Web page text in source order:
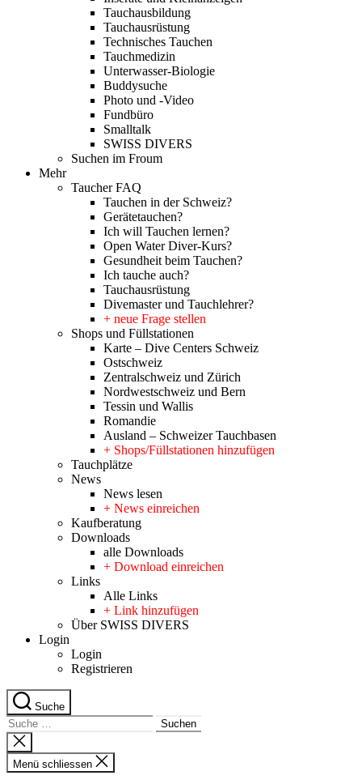
Tauchausbildung
Tauchausrüstung
Technisches Tauchen
Tauchmedizin
Unterwasser-Biologie
Buddysuche
Photo und -Video
Fundbüro
Smalltalk
SWISS DIVERS
Suchen im Froum
Mehr
Taucher FAQ
Tauchen in der Schweiz?
Gerätetauchen?
Ich will Tauchen lernen?
Open Water Diver-Kurs?
Gesundheit beim Tauchen?
Ich tauche auch?
Tauchausrüstung
Divemaster und Tauchlehrer?
+ neue Frage stellen
Shops und Füllstationen
Karte – Dive Centers Schweiz
Ostschweiz
Zentralschweiz und Zürich
Nordwestschweiz und Bern
Tessin und Wallis
Romandie
Ausland – Schweizer Tauchbasen
+ Shops/Füllstationen hinzufügen
Tauchplätze
News
News lesen
+ News einreichen
Kaufberatung
Downloads
alle Downloads
+ Download einreichen
Links
Alle Links
+ Link hinzufügen
Über SWISS DIVERS
Login
Login
Registrieren
Suche
Suche
nach:
Suche
schliessen
Menü schliessen